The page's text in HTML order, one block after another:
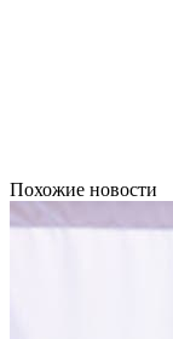
Похожие новости